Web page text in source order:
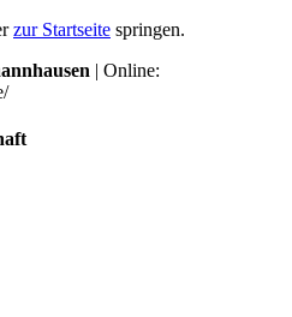
zur Startseite springen.
| Online: